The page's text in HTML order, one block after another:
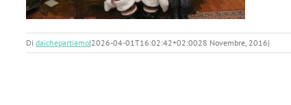
Di daichepartiamo|2026-04-01T16:02:42+02:0028 Novembre, 2016|